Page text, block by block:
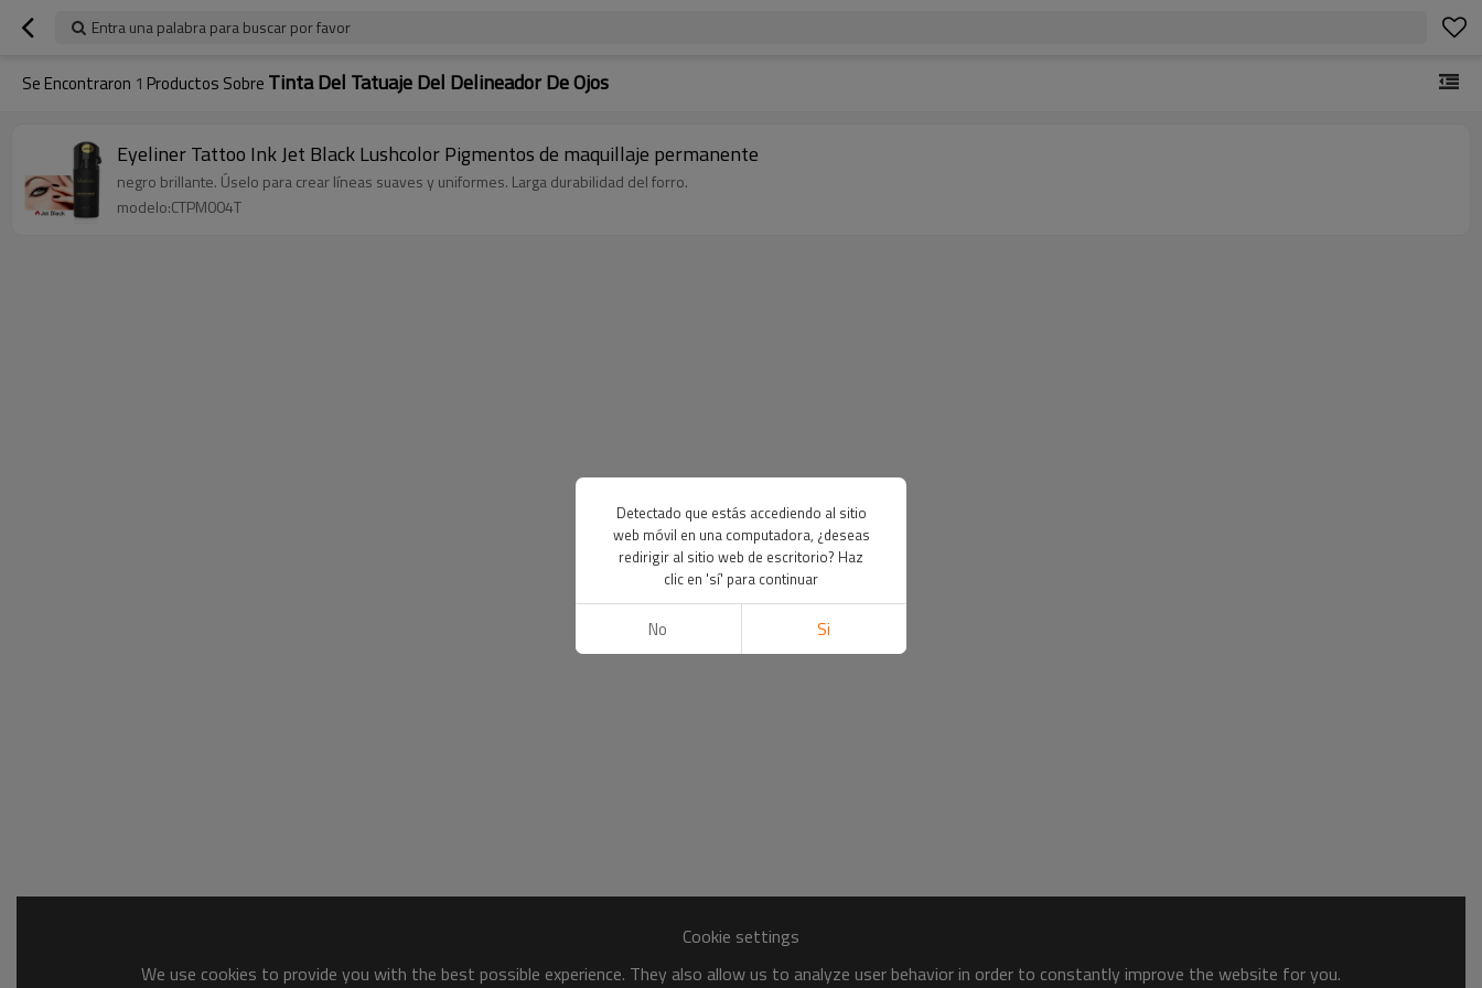
Entra una palabra para buscar por favor
Se Encontraron 1 Productos Sobre Tinta Del Tatuaje Del Delineador De Ojos
Eyeliner Tattoo Ink Jet Black Lushcolor Pigmentos de maquillaje permanente
negro brillante. Úselo para crear líneas suaves y uniformes. Larga durabilidad del forro.
modelo:CTPM004T
Cookie settings
We use cookies to provide you with the best possible experience. They also allow us to analyze user behavior in order to constantly improve the website for you.
Detectado que estás accediendo al sitio
web móvil en una computadora, ¿deseas
redirigir al sitio web de escritorio? Haz
clic en 'sí' para continuar
No Si